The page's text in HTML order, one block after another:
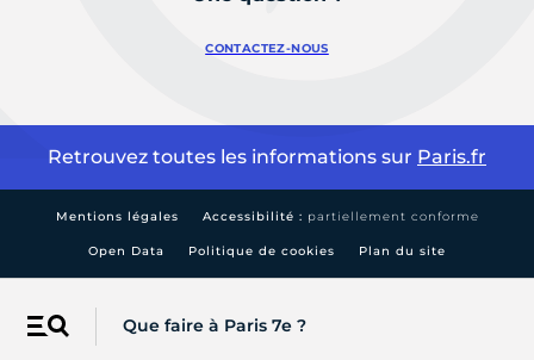
Menu Que faire à Paris 7e ?
CONTACTEZ-NOUS
Retrouvez toutes les informations sur Paris.fr
Mentions légales Accessibilité : partiellement conforme
Open Data Politique de cookies Plan du site